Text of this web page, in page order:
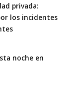
privada:
los incidentes
noche en